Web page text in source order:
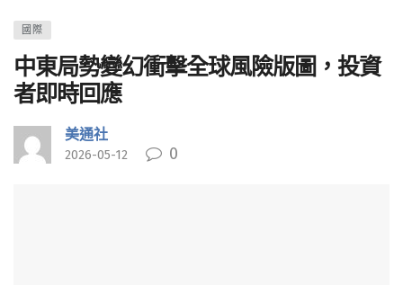
國際
中東局勢變幻衝擊全球風險版圖，投資
者即時回應
美通社
2026-05-12 0